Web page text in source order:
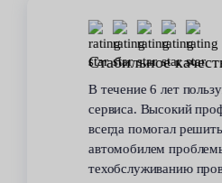
Стабильное качество
В течение 6 лет пользуюсь
сервиса. Высокий
всегда помогал решить
автомобилем проблемы. Все
техобслуживанию